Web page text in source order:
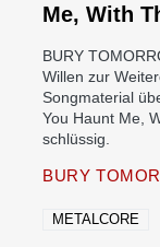
Me, With
BURY
Willen zur
Songmaterial
You Haunt Me,
schlüssig.
BURY
METALCORE